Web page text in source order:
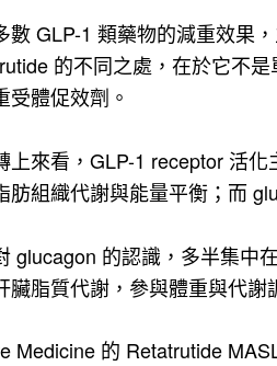
數 GLP-1 類藥物的減重效果
的不同之處，在於它不
受體促效劑。
上來看，GLP-1 receptor 活
肪組織代謝與能量平衡；而
glucagon 的認識，多半集中
臟脂質代謝，參與體重與代謝
Medicine 的 Retatrutide